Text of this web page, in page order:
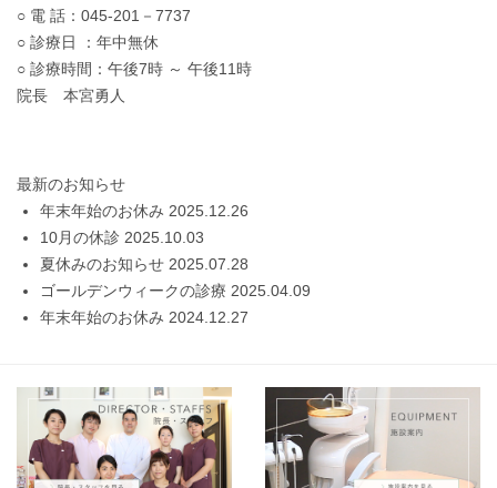
○ 電 話：045-201－7737
○ 診療日 ：年中無休
○ 診療時間：午後7時 ～ 午後11時
院長 本宮勇人
最新のお知らせ
年末年始のお休み 2025.12.26
10月の休診 2025.10.03
夏休みのお知らせ 2025.07.28
ゴールデンウィークの診療 2025.04.09
年末年始のお休み 2024.12.27